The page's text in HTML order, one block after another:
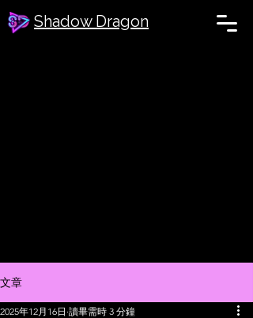
Shadow Dragon
文章
2025年12月16日 讀畢需時 3 分鐘